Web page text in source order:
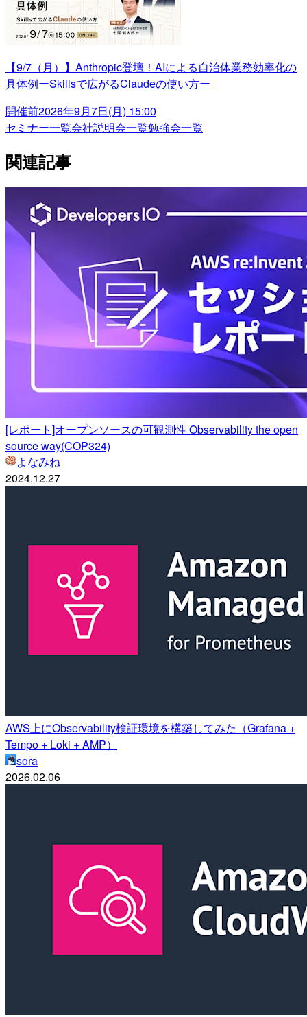
【9/7（月）】Anthropic登壇！AIによる自治体業務効率化の
具体例ーSkillsで広がるClaudeの使い方ー
開催前2026年9月7日(月) 15:00
セミナー一覧会社説明会一覧勉強会一覧
関連記事
[レポート]オープンソースの可観測性 Observability the open
source way(COP324)
よなみね
2024.12.27
AWS上にObservability検証環境を構築してみた（Grafana +
Tempo + Loki + AMP）
sora
2026.02.06